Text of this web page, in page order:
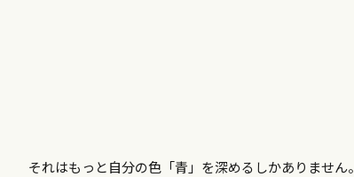
それはもっと自分の色「青」を深めるしかありません。